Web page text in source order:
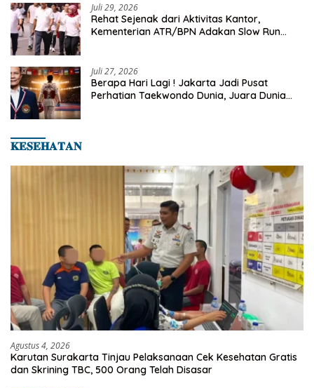
Juli 29, 2026
Rehat Sejenak dari Aktivitas Kantor,
Kementerian ATR/BPN Adakan Slow Run
Juli 27, 2026
Berapa Hari Lagi ! Jakarta Jadi Pusat
Perhatian Taekwondo Dunia, Juara Dunia
𝐊𝐄𝐒𝐄𝐇𝐀𝐓𝐀𝐍
Agustus 4, 2026
Karutan Surakarta Tinjau Pelaksanaan Cek Kesehatan Gratis
dan Skrining TBC, 500 Orang Telah Disasar